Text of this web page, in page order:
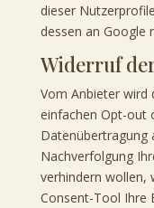
dieser
dessen an Google
Widerruf
Vom Anbieter wird
einfachen Opt-out
Datenübertragung
Nachverfolgung
verhindern wollen,
Consent-Tool Ihre